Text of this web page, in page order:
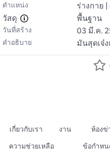
ตำแหน่ง
ร่างกาย |
วัสดุ
พื้นฐาน
วันที่สร้าง 03 มี.ค.
คำอธิบาย มันสุดเจ๋
เกี่ยวกับเรา งาน ห้องข่
ความช่วยเหลือ
ข้อกำห